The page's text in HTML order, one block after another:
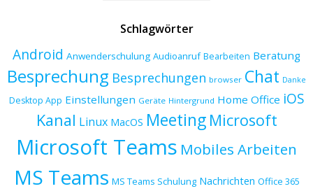
Schlagwörter
Android Anwenderschulung Audioanruf Bearbeiten Beratung
Besprechung Besprechungen browser Chat Danke
Desktop App Einstellungen Geräte Hintergrund Home Office iOS
Kanal Linux MacOS Meeting Microsoft
Microsoft Teams Mobiles Arbeiten
MS Teams MS Teams Schulung Nachrichten Office 365